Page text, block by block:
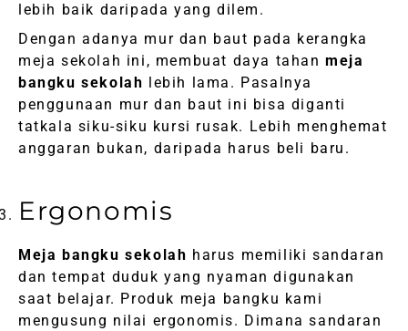
lebih baik daripada yang dilem.
Dengan adanya mur dan baut pada kerangka
meja sekolah ini, membuat daya tahanmeja
bangku sekolah lebih lama. Pasalnya
penggunaan mur dan baut ini bisa diganti
tatkala siku-siku kursi rusak. Lebih menghemat
anggaran bukan, daripada harus beli baru.
Ergonomis
Meja bangku sekolah harus memiliki sandaran
dan tempat duduk yang nyaman digunakan
saat belajar. Produk meja bangku kami
mengusung nilai ergonomis. Dimana sandaran